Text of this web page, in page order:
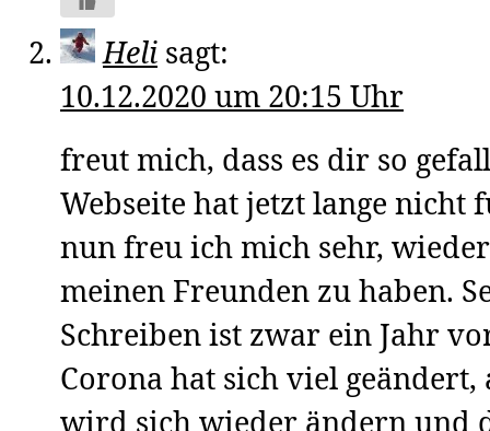
Heli sagt:
10.12.2020 um 20:15 Uhr
freut mich, dass es dir so
Webseite hat jetzt lange
nun freu ich mich sehr,
meinen Freunden zu haben.
Schreiben ist zwar ein Jahr
Corona hat sich viel geändert,
wird sich wieder ändern und